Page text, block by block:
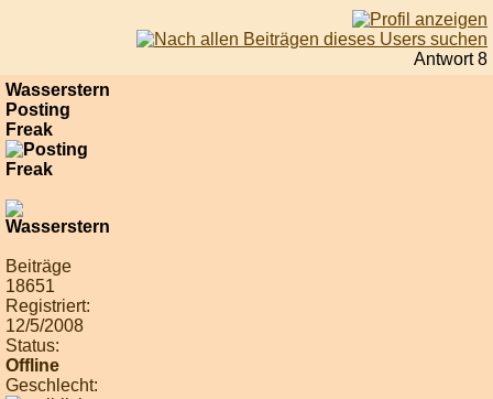
Antwort 8
Wasserstern
Posting
Freak
Beiträge
18651
Registriert:
12/5/2008
Status:
Offline
Geschlecht: